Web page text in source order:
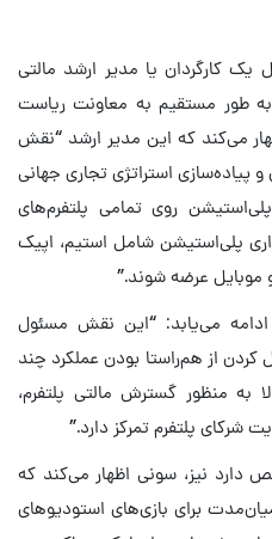
کارگردان یا مدیر ارشد مالتی
طور مستقیم به معاونت ریاست
می‌کند که این مدیر ارشد “نقش
پیاده‌سازی استراتژی تجاری جهانی
روی تمامی پلتفرم‌های
پلی‌استیشن شامل استیم، اپیک
موبایل عرضه شوند.”
می‌یابد: “این نقش مسئول
کردن از هم‌راستا بودن عملکرد چند
به منظور گسترش مالتی پلتفرم،
شرکای پلتفرم تمرکز دارد.”
نیز، سونی اظهار می‌کند که
برای بازی‌های استودیو‌های